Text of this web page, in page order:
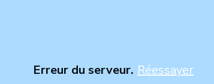
Erreur du serveur. Réessayer